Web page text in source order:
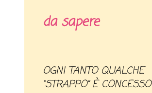
da sapere
OGNI TANTO QUALCHE
“STRAPPO” È CONCESSO